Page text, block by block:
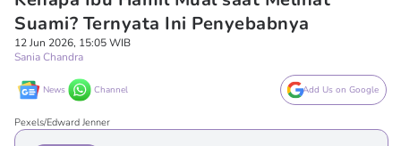
Suami? Ternyata Ini Penyebabnya
12 Jun 2026, 15:05 WIB
Sania Chandra
News Channel Add Us on Google
Pexels/Edward Jenner